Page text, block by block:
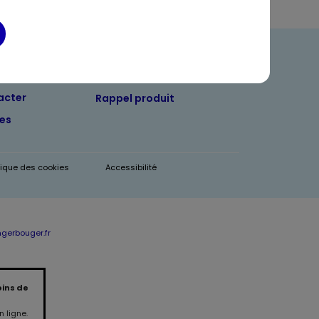
Rappel produit
des cookies Accessibilité
de
ligne.